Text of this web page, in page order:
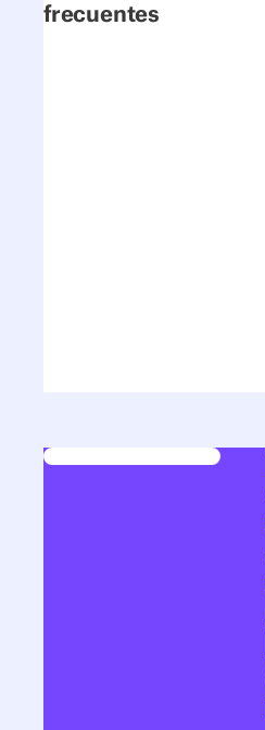
frecuentes